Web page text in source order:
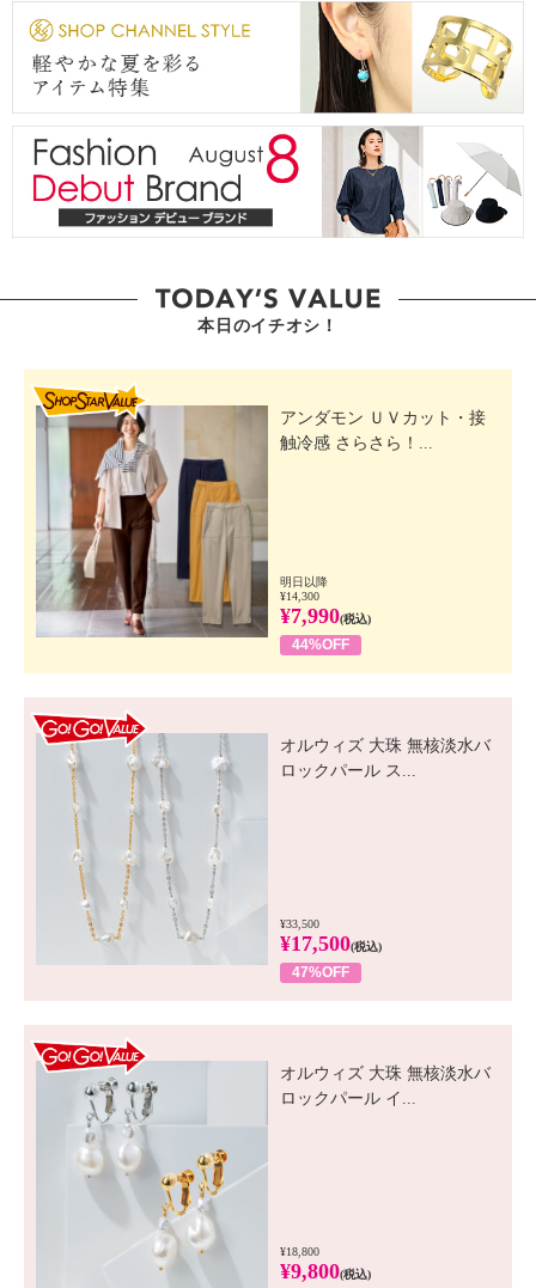
本日のイチオシ！
アンダモン ＵＶカット・接
触冷感 さらさら！...
明日以降
¥14,300
¥7,990(税込)
44%OFF
オルウィズ 大珠 無核淡水バ
ロックパール ス...
¥33,500
¥17,500(税込)
47%OFF
オルウィズ 大珠 無核淡水バ
ロックパール イ...
¥18,800
¥9,800(税込)